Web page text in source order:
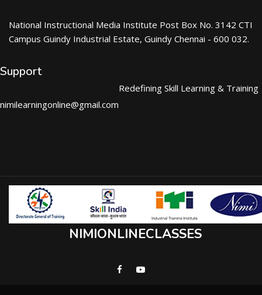
National Instructional Media Institute Post Box No. 3142 CTI
Campus Guindy Industrial Estate, Guindy Chennai - 600 032.
Support
nimilearningonline@gmail.com
Redefining Skill Learning & Training
NIMIONLINECLASSES